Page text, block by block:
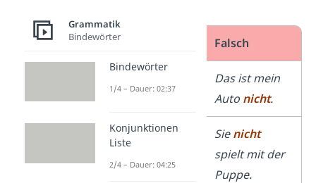
Richtig Falsch
Das ist mein
Auto nicht.
Sie spielt
Sienicht
spielt mit der
Puppe.
Grammatik
Bindewörter
Bindewörter
1/4 – Dauer: 02:37
Konjunktionen
Liste
2/4 – Dauer: 04:25